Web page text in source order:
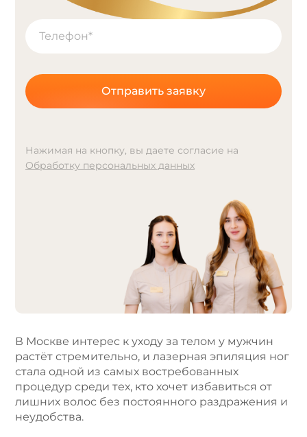
Отправить заявку
Нажимая на кнопку, вы даете согласие на
Обработку персональных данных
В Москве интерес к уходу за телом у мужчин
растёт стремительно, и лазерная эпиляция ног
стала одной из самых востребованных
процедур среди тех, кто хочет избавиться от
лишних волос без постоянного раздражения и
неудобства.